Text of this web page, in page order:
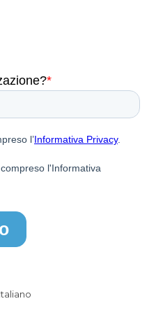
Italiano